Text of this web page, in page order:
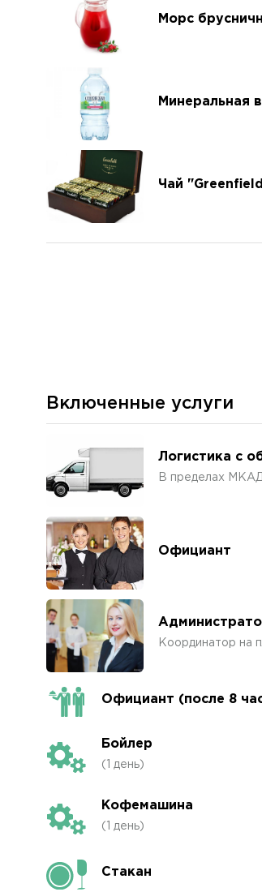
Морс
Минеральная
Чай
Включенные услуги
Логистика с
В пределах
Официант
Координатор на
Официант (после 8
Бойлер
(1 день)
Кофемашина
(1 день)
Стакан